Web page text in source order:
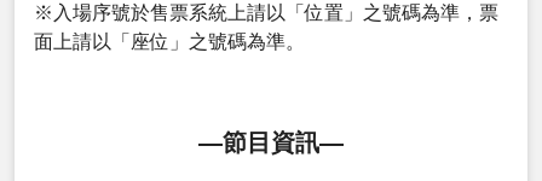
※入場序號於售票系統上請以「位置」之號碼為準，票
面上請以「座位」之號碼為準。
—節目資訊—